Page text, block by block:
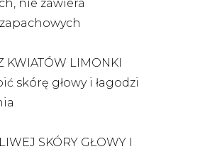
nie zawiera
KWIATÓW LIMONKI
skórę głowy i łagodzi
SKÓRY GŁOWY I